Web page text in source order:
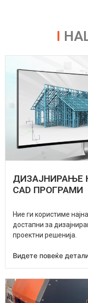
I
ДИЗАЈНИРАЊЕ
CAD ПРОГРАМИ
Ние ги користиме
достапни за
проектни решенија.
Видете повеќе